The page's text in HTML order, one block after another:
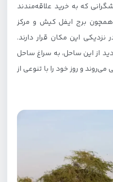
که به خرید علاقه‌مندند
برج ایفل کیش و مرکز
این مکان قرار دارند.
از این ساحل، به سراغ ساحل
و روز خود را با تنوعی از